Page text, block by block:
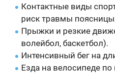
Контактные виды
риск травмы
Прыжки и резкие
волейбол, баскетбол).
Интенсивный бег на
Езда на велосипеде по